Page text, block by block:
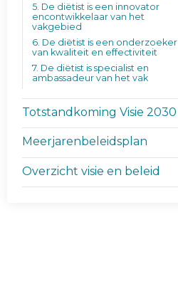
5. De diëtist is een innovator
encontwikkelaar van het
vakgebied
6. De diëtist is een onderzoeker
van kwaliteit en effectiviteit
7. De diëtist is specialist en
ambassadeur van het vak
Totstandkoming Visie 2030
Meerjarenbeleidsplan
Overzicht visie en beleid